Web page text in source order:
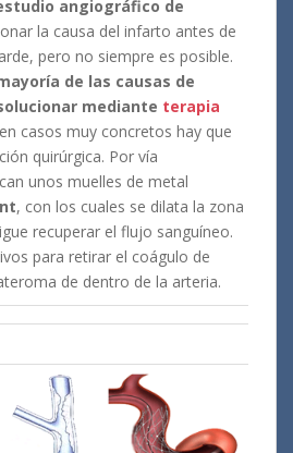
angiográfico de
la causa del infarto antes de
pero no siempre es posible.
de las causas de
mediante terapia
casos muy concretos hay que
quirúrgica. Por vía
unos muelles de metal
, con los cuales se dilata la zona
recuperar el flujo sanguíneo.
para retirar el coágulo de
de dentro de la arteria.